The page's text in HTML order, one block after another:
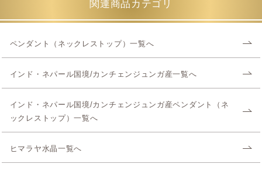
関連商品カテゴリ
ペンダント（ネックレストップ）一覧へ
インド・ネパール国境/カンチェンジュンガ産一覧へ
インド・ネパール国境/カンチェンジュンガ産ペンダント（ネ
ックレストップ）一覧へ
ヒマラヤ水晶一覧へ